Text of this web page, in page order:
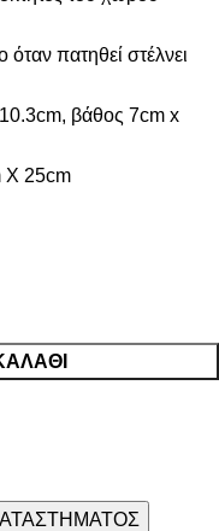
πατηθεί στέλνει
βάθος 7cm x
X 25cm